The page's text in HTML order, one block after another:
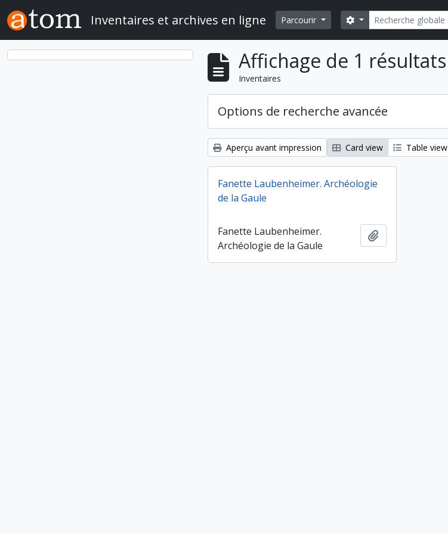
Skip to main content
Inventaires et archives en ligne Parcourir Rechercher
Search options
Affichage de 1 résultats
Inventaires
Options de recherche avancée
Aperçu avant impression Card view Table view
Fanette Laubenheimer. Archéologie
de la Gaule
Fanette Laubenheimer.
Archéologie de la Gaule